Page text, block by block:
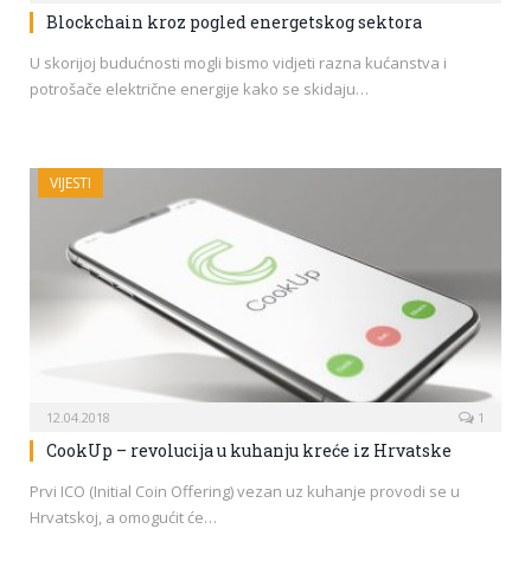
Blockchain kroz pogled energetskog sektora
U skorijoj budućnosti mogli bismo vidjeti razna kućanstva i
potrošače električne energije kako se skidaju…
VIJESTI
12.04.2018 1
CookUp – revolucija u kuhanju kreće iz Hrvatske
Prvi ICO (Initial Coin Offering) vezan uz kuhanje provodi se u
Hrvatskoj, a omogućit će…